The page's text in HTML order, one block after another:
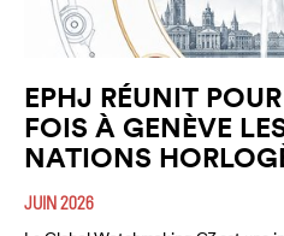
EPHJ RÉUNIT
FOIS À GENÈVE
NATIONS
JUIN 2026